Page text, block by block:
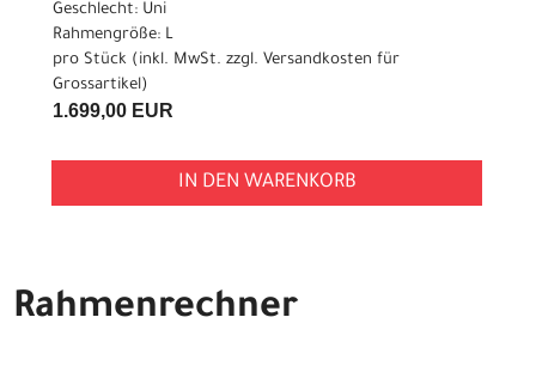
Geschlecht: Uni
Rahmengröße: L
pro Stück (inkl. MwSt. zzgl. Versandkosten für
Grossartikel)
1.699,00 EUR
IN DEN WARENKORB
Rahmenrechner